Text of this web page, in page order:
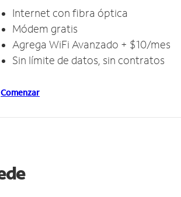
Internet con fibra óptica
Módem gratis
Agrega WiFi Avanzado + $10/mes
Sin límite de datos, sin contratos
Comenzar